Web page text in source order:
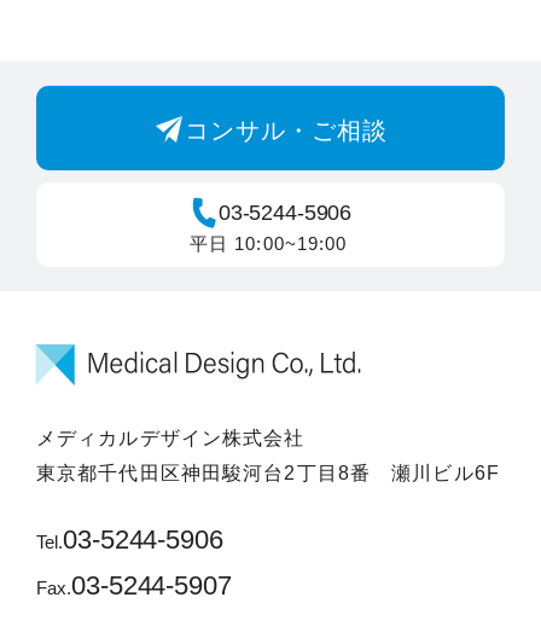
コンサル・ご相談
03-5244-5906
平日 10:00~19:00
メディカルデザイン株式会社
東京都千代田区神田駿河台2丁目8番 瀬川ビル6F
Tel.03-5244-5906
Fax.03-5244-5907